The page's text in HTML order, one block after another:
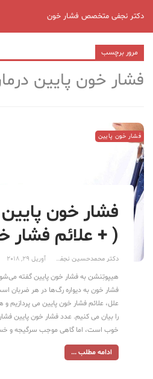
دکتر نجفی متخصص فشار خون
مرور برچسب
فشار خون پایین
فشار خون پایین
فشار خون
( + علائم فشار
دکتر محمدحسین نجفی آوریل 29, 2018
هیپوتِنشن به فشار خون پایین گفته
فشار خون به دیواره رگ‌ها در هر ضربان
علل، علائم فشار خون پایین می پردازیم
را بیان می کنیم. عدد فشار خون پایین
خوب است، اما گاهی موجب سرگیجه و
ادامه مطلب ...